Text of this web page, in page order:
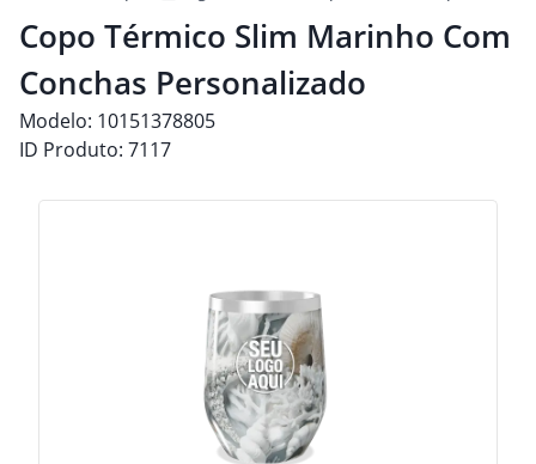
Copo Térmico Slim Marinho Com
Conchas Personalizado
Modelo: 10151378805
ID Produto: 7117